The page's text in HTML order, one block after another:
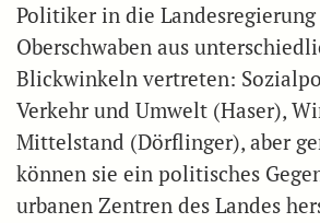
Politiker in die
Oberschwaben aus
Blickwinkeln vertreten:
Verkehr und Umwelt (Haser),
Mittelstand (Dörflinger), aber
können sie ein politisches
urbanen Zentren des Landes